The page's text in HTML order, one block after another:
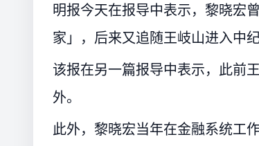
明报今天在报导中表示，黎晓宏
家」，后来又追随王岐山进入中纪
该报在另一篇报导中表示，此前
外。
此外，黎晓宏当年在金融系统工